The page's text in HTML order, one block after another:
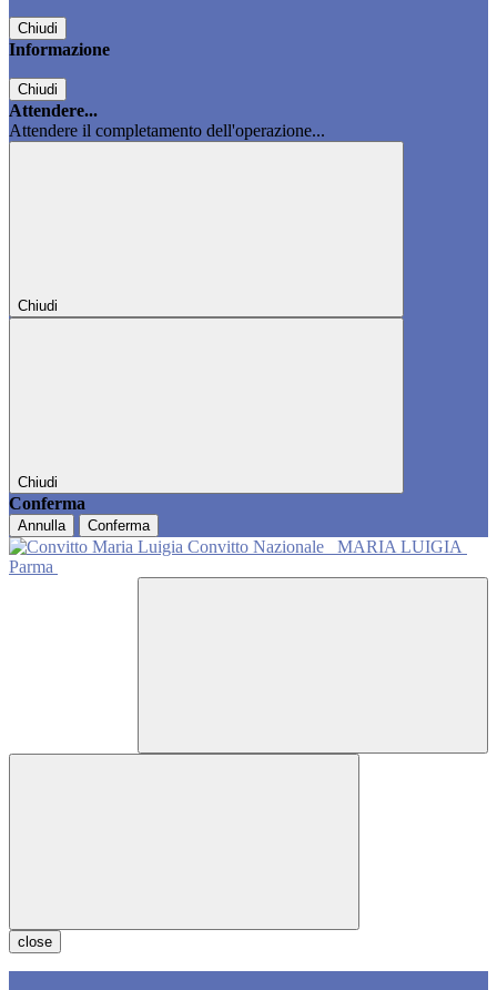
Chiudi
Informazione
Chiudi
Attendere...
Attendere il completamento dell'operazione...
Chiudi
Chiudi
Conferma
Annulla Conferma
Convitto Nazionale
MARIA LUIGIA
Parma
close